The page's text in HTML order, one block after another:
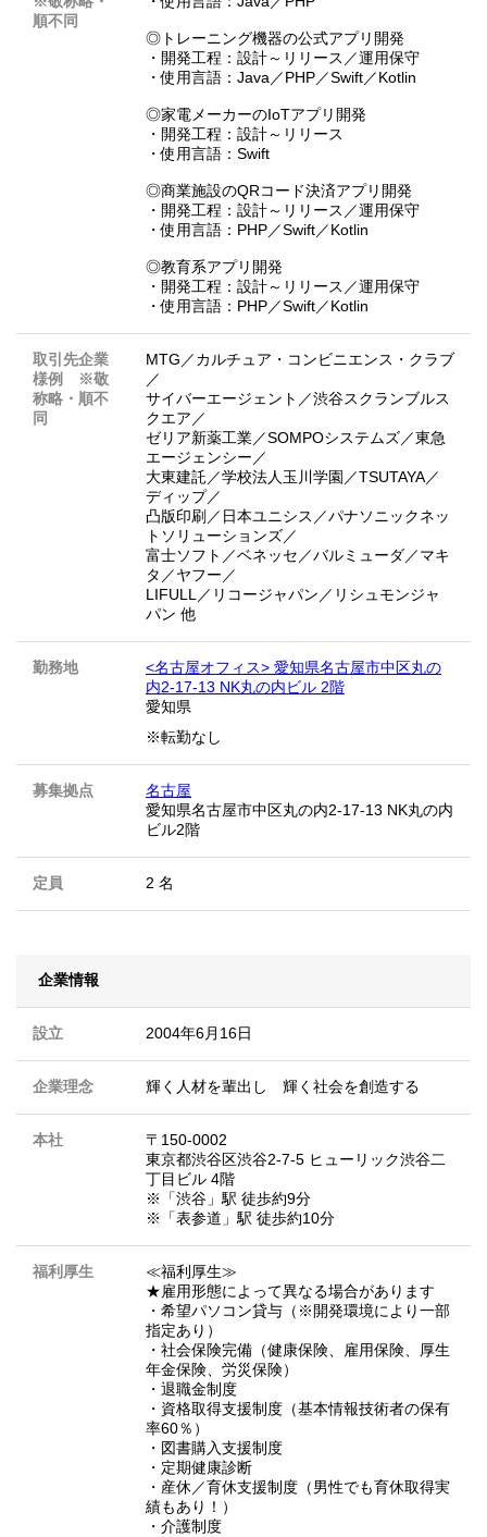
順不同
◎トレーニング機器の公式アプリ開発
・開発工程：設計～リリース／運用保守
・使用言語：Java／PHP／Swift／Kotlin
◎家電メーカーのIoTアプリ開発
・開発工程：設計～リリース
・使用言語：Swift
◎商業施設のQRコード決済アプリ開発
・開発工程：設計～リリース／運用保守
・使用言語：PHP／Swift／Kotlin
◎教育系アプリ開発
・開発工程：設計～リリース／運用保守
・使用言語：PHP／Swift／Kotlin
取引先企業
様例 ※敬
称略・順不
同
MTG／カルチュア・コンビニエンス・クラブ
／
サイバーエージェント／渋谷スクランブルス
クエア／
ゼリア新薬工業／SOMPOシステムズ／東急
エージェンシー／
大東建託／学校法人玉川学園／TSUTAYA／
ディップ／
凸版印刷／日本ユニシス／パナソニックネッ
トソリューションズ／
富士ソフト／ベネッセ／バルミューダ／マキ
タ／ヤフー／
LIFULL／リコージャパン／リシュモンジャ
パン 他
勤務地
<名古屋オフィス> 愛知県名古屋市中区丸の
内2-17-13 NK丸の内ビル 2階
愛知県
※転勤なし
募集拠点
名古屋
愛知県名古屋市中区丸の内2-17-13 NK丸の内
ビル2階
定員 2 名
企業情報
設立 2004年6月16日
企業理念 輝く人材を輩出し 輝く社会を創造する
本社
〒150-0002
東京都渋谷区渋谷2-7-5 ヒューリック渋谷二
丁目ビル 4階
※「渋谷」駅 徒歩約9分
※「表参道」駅 徒歩約10分
福利厚生
≪福利厚生≫
★雇用形態によって異なる場合があります
・希望パソコン貸与（※開発環境により一部
指定あり）
・社会保険完備（健康保険、雇用保険、厚生
年金保険、労災保険）
・退職金制度
・資格取得支援制度（基本情報技術者の保有
率60％）
・図書購入支援制度
・定期健康診断
・産休／育休支援制度（男性でも育休取得実
績もあり！）
・介護制度